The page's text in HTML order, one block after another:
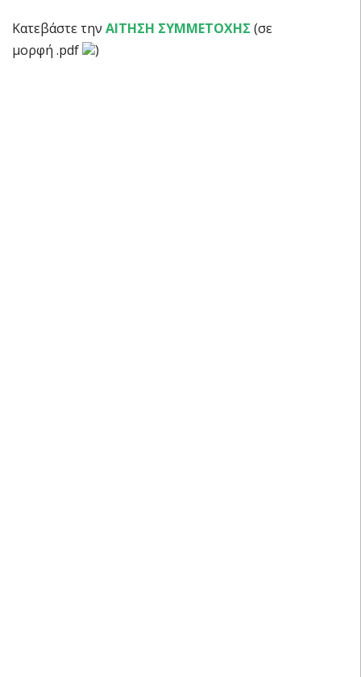
Κατεβάστε την ΑΙΤΗΣΗ ΣΥΜΜΕΤΟΧΗΣ (σε
μορφή .pdf
)